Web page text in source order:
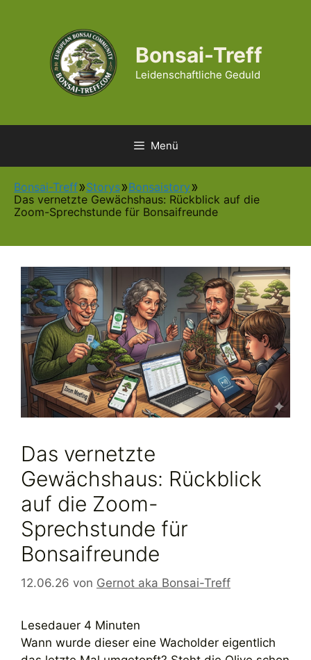
Bonsai-Treff
Leidenschaftliche Geduld
Menü
Bonsai-Treff Storys
Bonsaistory
Das vernetzte Gewächshaus: Rückblick auf die
Zoom-Sprechstunde für Bonsaifreunde
Das vernetzte
Gewächshaus: Rückblick
auf die Zoom-
Sprechstunde für
Bonsaifreunde
12.06.26 von Gernot aka Bonsai-Treff
Lesedauer 4 Minuten
Wann wurde dieser eine Wacholder eigentlich